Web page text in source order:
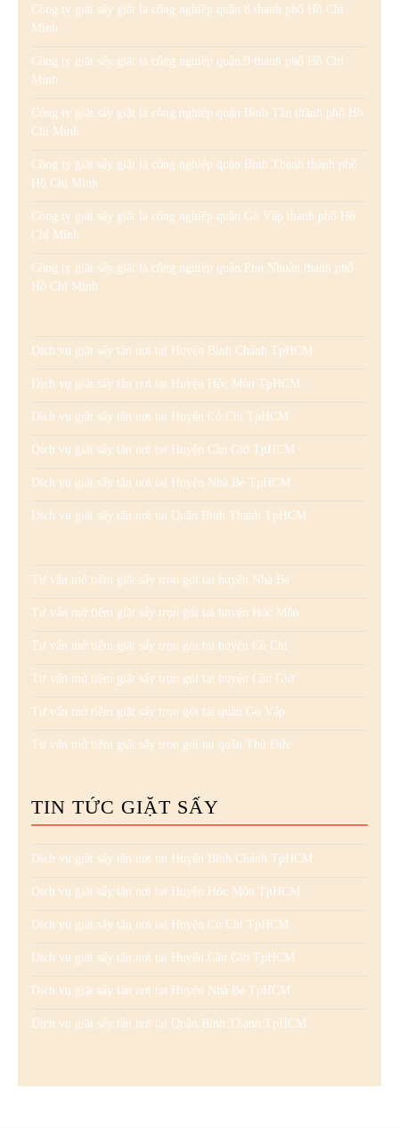
Công ty giặt sấy giặt là công nghiệp quận 8 thành phố Hồ Chí
Minh
Công ty giặt sấy giặt là công nghiệp quận 9 thành phố Hồ Chí
Minh
Công ty giặt sấy giặt là công nghiệp quận Bình Tân thành phố Hồ
Chí Minh
Công ty giặt sấy giặt là công nghiệp quận Bình Thạnh thành phố
Hồ Chí Minh
Công ty giặt sấy giặt là công nghiệp quận Gò Vấp thành phố Hồ
Chí Minh
Công ty giặt sấy giặt là công nghiệp quận Phú Nhuận thành phố
Hồ Chí Minh
Dịch vụ giặt sấy tận nơi tại Huyện Bình Chánh TpHCM
Dịch vụ giặt sấy tận nơi tại Huyện Hóc Môn TpHCM
Dịch vụ giặt sấy tận nơi tại Huyện Củ Chi TpHCM
Dịch vụ giặt sấy tận nơi tại Huyện Cần Giờ TpHCM
Dịch vụ giặt sấy tận nơi tại Huyện Nhà Bè TpHCM
Dịch vụ giặt sấy tận nơi tại Quận Bình Thạnh TpHCM
Tư vấn mở tiệm giặt sấy trọn gói tại huyện Nhà Bè
Tư vấn mở tiệm giặt sấy trọn gói tại huyện Hóc Môn
Tư vấn mở tiệm giặt sấy trọn gói tại huyện Củ Chi
Tư vấn mở tiệm giặt sấy trọn gói tại huyện Cần Giờ
Tư vấn mở tiệm giặt sấy trọn gói tại quận Gò Vấp
Tư vấn mở tiệm giặt sấy trọn gói tại quận Thủ Đức
TIN TỨC GIẶT SẤY
Dịch vụ giặt sấy tận nơi tại Huyện Bình Chánh TpHCM
Dịch vụ giặt sấy tận nơi tại Huyện Hóc Môn TpHCM
Dịch vụ giặt sấy tận nơi tại Huyện Củ Chi TpHCM
Dịch vụ giặt sấy tận nơi tại Huyện Cần Giờ TpHCM
Dịch vụ giặt sấy tận nơi tại Huyện Nhà Bè TpHCM
Dịch vụ giặt sấy tận nơi tại Quận Bình Thạnh TpHCM